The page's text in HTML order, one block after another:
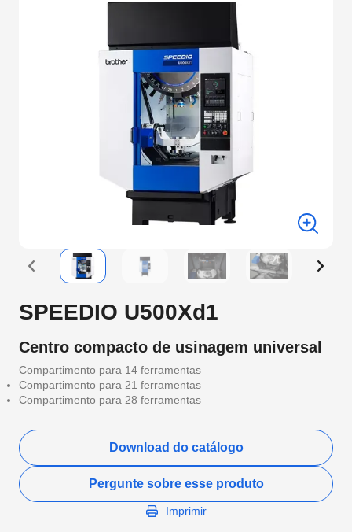
SPEEDIO U500Xd1
Centro compacto de usinagem universal
Compartimento para 14 ferramentas
Compartimento para 21 ferramentas
Compartimento para 28 ferramentas
Download do catálogo
Pergunte sobre esse produto
Imprimir